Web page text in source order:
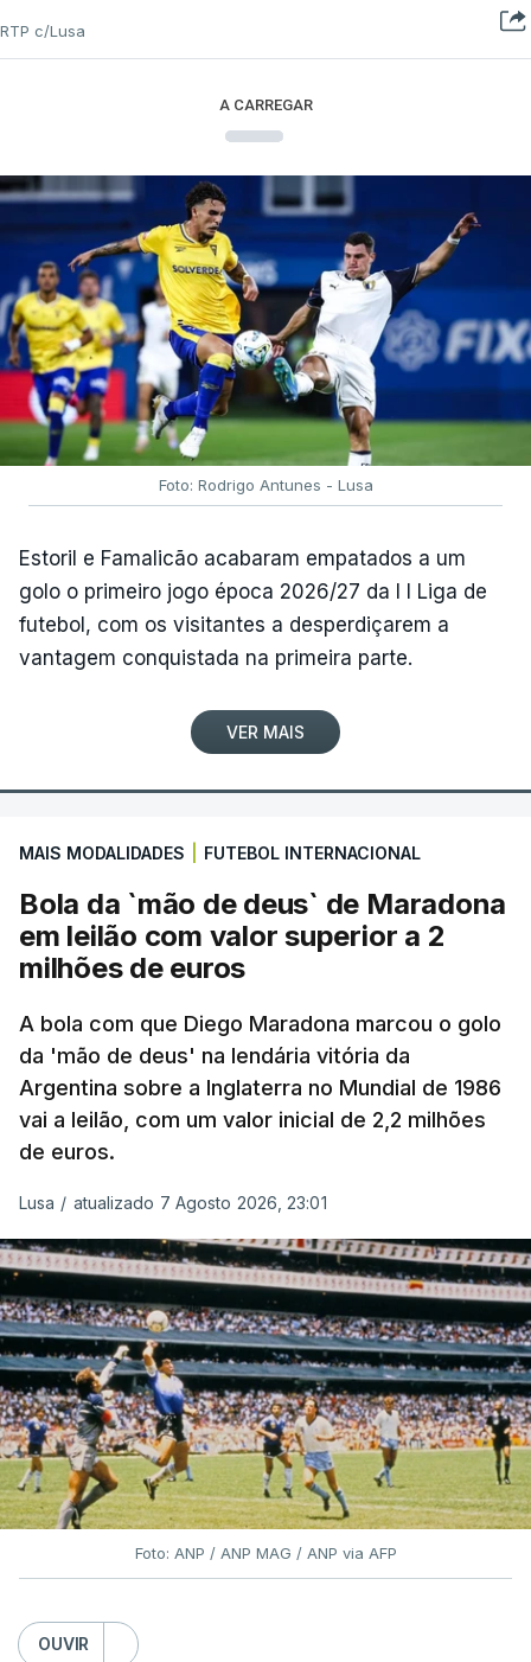
RTP c/Lusa
A CARREGAR
Foto: Rodrigo Antunes - Lusa
Estoril e Famalicão acabaram empatados a um
golo o primeiro jogo época 2026/27 da I I Liga de
futebol, com os visitantes a desperdiçarem a
vantagem conquistada na primeira parte.
VER MAIS
MAIS MODALIDADES FUTEBOL INTERNACIONAL
Bola da `mão de deus` de Maradona
em leilão com valor superior a 2
milhões de euros
A bola com que Diego Maradona marcou o golo
da 'mão de deus' na lendária vitória da
Argentina sobre a Inglaterra no Mundial de 1986
vai a leilão, com um valor inicial de 2,2 milhões
de euros.
Lusa / atualizado 7 Agosto 2026, 23:01
Foto: ANP / ANP MAG / ANP via AFP
OUVIR